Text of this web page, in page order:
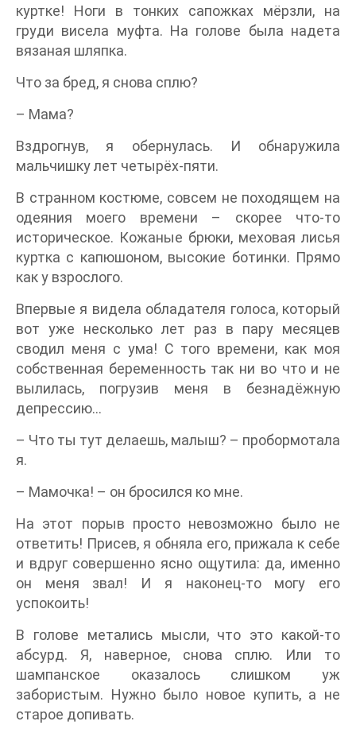
куртке! Ноги в тонких сапожках мёрзли, на
груди висела муфта. На голове была надета
вязаная шляпка.
Что за бред, я снова сплю?
– Мама?
Вздрогнув, я обернулась. И обнаружила
мальчишку лет четырёх-пяти.
В странном костюме, совсем не походящем на
одеяния моего времени – скорее что-то
историческое. Кожаные брюки, меховая лисья
куртка с капюшоном, высокие ботинки. Прямо
как у взрослого.
Впервые я видела обладателя голоса, который
вот уже несколько лет раз в пару месяцев
сводил меня с ума! С того времени, как моя
собственная беременность так ни во что и не
вылилась, погрузив меня в безнадёжную
депрессию...
– Что ты тут делаешь, малыш? – пробормотала
я.
– Мамочка! – он бросился ко мне.
На этот порыв просто невозможно было не
ответить! Присев, я обняла его, прижала к себе
и вдруг совершенно ясно ощутила: да, именно
он меня звал! И я наконец-то могу его
успокоить!
В голове метались мысли, что это какой-то
абсурд. Я, наверное, снова сплю. Или то
шампанское оказалось слишком уж
забористым. Нужно было новое купить, а не
старое допивать.